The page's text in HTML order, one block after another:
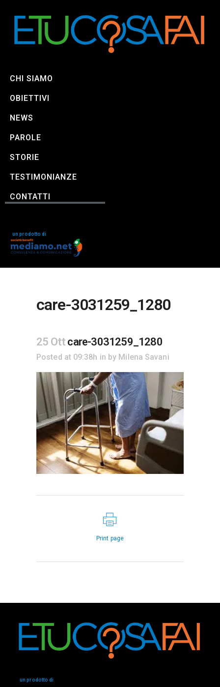
CHI SIAMO
OBIETTIVI
NEWS
PAROLE
STORIE
TESTIMONIANZE
CONTATTI
un prodotto di
care-3031259_1280
25 Ott care-3031259_1280
Posted at 09:38h in by Milena Savani
Print page
un prodotto di